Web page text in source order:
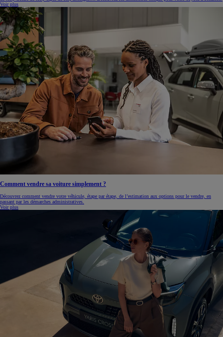
Voir plus
Comment vendre sa voiture simplement ?
Découvrez comment vendre votre véhicule, étape par étape, de l’estimation aux options pour le vendre, en
passant par les démarches administratives.
Voir plus